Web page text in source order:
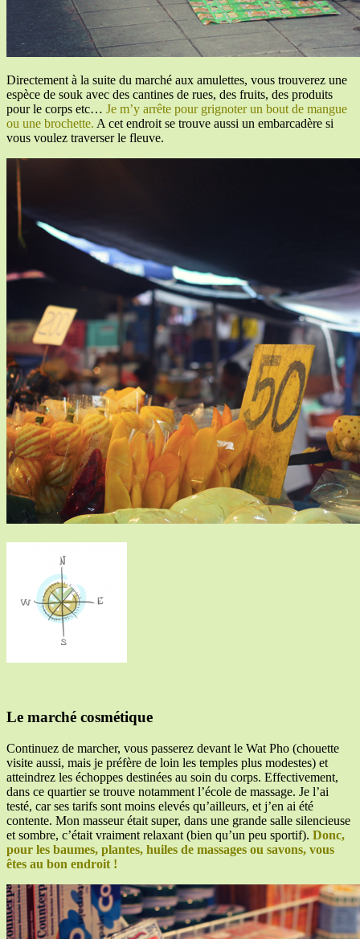
Directement à la suite du marché aux amulettes, vous trouverez une
espèce de souk avec des cantines de rues, des fruits, des produits
pour le corps etc… Je m’y arrête pour grignoter un bout de mangue
ou une brochette. A cet endroit se trouve aussi un embarcadère si
vous voulez traverser le fleuve.
Le marché cosmétique
Continuez de marcher, vous passerez devant le Wat Pho (chouette
visite aussi, mais je préfère de loin les temples plus modestes) et
atteindrez les échoppes destinées au soin du corps. Effectivement,
dans ce quartier se trouve notamment l’école de massage. Je l’ai
testé, car ses tarifs sont moins elevés qu’ailleurs, et j’en ai été
contente. Mon masseur était super, dans une grande salle silencieuse
et sombre, c’était vraiment relaxant (bien qu’un peu sportif). Donc,
pour les baumes, plantes, huiles de massages ou savons, vous
êtes au bon endroit !